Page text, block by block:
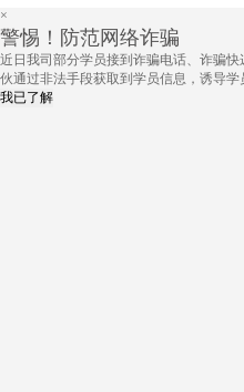
×
警惕！防范网络诈骗
近日我司部分学员接到诈骗电话、诈骗
伙通过非法手段获取到学员信息，诱导
我已了解